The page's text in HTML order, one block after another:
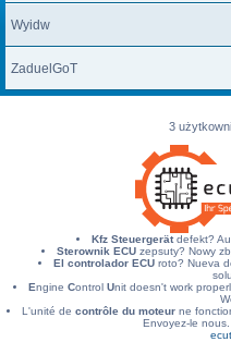
Wyidw
ZaduelGoT
3
Kfz Steuergerätdefekt?
Sterownik ECU zepsuty? Nowy
El controlador ECUroto? Nueva
Engine Control Unit doesn't work
L'unité de contrôle du moteurne
Envoyez-le